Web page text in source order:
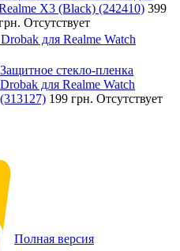
X3 (Black) (242410) 399
Отсутствует
для Realme Watch
Защитное стекло-пленка
Drobak для Realme Watch
(313127) 199 грн. Отсутствует
Полная версия